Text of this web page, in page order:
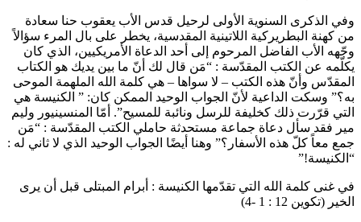
وفي الذكرى السنوية الأولى لرحيل قدس الأب يعقوب حنا سعادة
من كهنة البطريركية اللاتينية المقدسية، يخطر على بال المرء سؤالاً
وجّهه الأب الفاضل المرحوم إلى أحد الدعاة الأمريكيين، الذي كان
يكلّمه عن الكتب المقدّسة : “مَن قال لك أنّ ما بين يديك هو الكتاب
المقدّس وأنّ هذه الكتب – لا سواها – هي كلمة الله الملهمة الموحى
به؟” وسكت الداعية لأنّ الجواب الوحيد الممكن كان: ” الكنيسة هي
التي قرّرت ذلك كخليفة للرسل ونائبة للمسيح”. أمّا المنسينيور وليم
مير فقد سأل دعاة جماعة مستحدثة حاملي الكتب المقدّسة : “مَن
جمع معاً كلّ هذه الأسفار؟” وهنا أيضًا الجواب الوحيد الذي لا ثاني له :
“الكنيسة!”
في غنى كلمة الله التي تقدّمها الكنيسة : أبرام المبتلى قبل أن يرى
الخير (تكوين 12 : 1 -4)